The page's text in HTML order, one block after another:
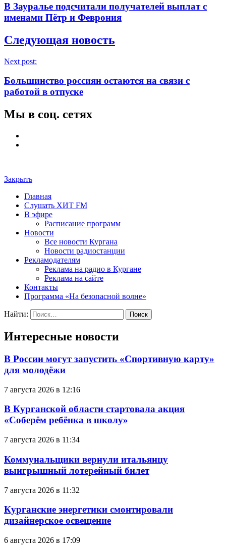
В Зауралье подсчитали получателей выплат с
именами Пётр и Феврония
Следующая новость
Next post:
Большинство россиян остаются на связи с
работой в отпуске
Мы в соц. сетях
Закрыть
Главная
Слушать ХИТ FM
В эфире
Расписание программ
Новости
Все новости Кургана
Новости радиостанции
Рекламодателям
Реклама на радио в Кургане
Реклама на сайте
Контакты
Программа «На безопасной волне»
Найти:
Интересные новости
В России могут запустить «Спортивную карту»
для молодёжи
7 августа 2026 в 12:16
В Курганской области стартовала акция
«Соберём ребёнка в школу»
7 августа 2026 в 11:34
Коммунальщики вернули итальянцу
выигрышный лотерейный билет
7 августа 2026 в 11:32
Курганские энергетики смонтировали
дизайнерское освещение
6 августа 2026 в 17:09